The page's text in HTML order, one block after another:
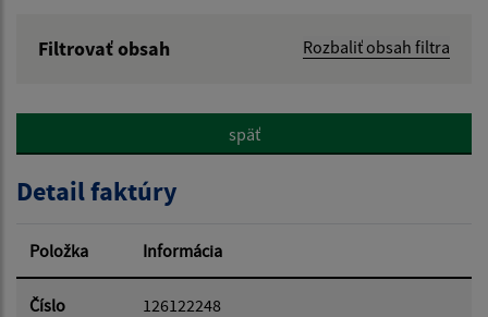
Filtrovať obsah
Rozbaliť obsah filtra
Hľadať v:
Dátum od:
späť
Detail faktúry
Položka Informácia
Číslo
126122248